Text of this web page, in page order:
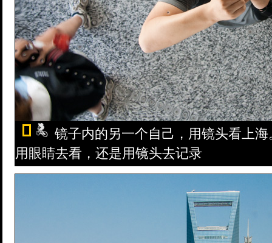
镜子内的另一个自己，用镜头看上
用眼睛去看，还是用镜头去记录